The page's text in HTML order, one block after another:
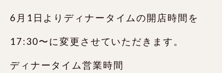
6月1日よりディナータイムの開店時間を
17:30〜に変更させていただきます。
ディナータイム営業時間